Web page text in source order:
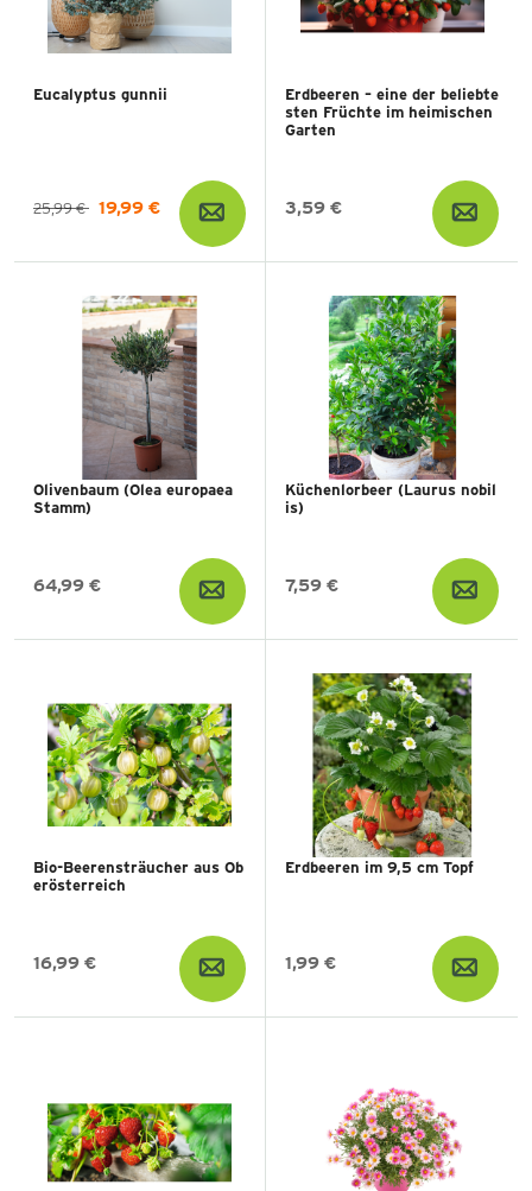
Eucalyptus gunnii
25,99 € 19,99 €
Erdbeeren – eine der beliebte
sten Früchte im heimischen
Garten
3,59 €
Olivenbaum (Olea europaea
Stamm)
64,99 €
Küchenlorbeer (Laurus nobil
is)
7,59 €
Bio-Beerensträucher aus Ob
erösterreich
16,99 €
Erdbeeren im 9,5 cm Topf
1,99 €